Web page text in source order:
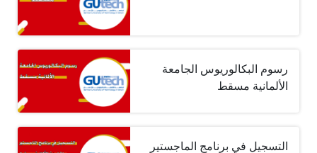
رسوم البكالوريوس الجامعة
الألمانية مسقط
التسجيل في برنامج الماجستير